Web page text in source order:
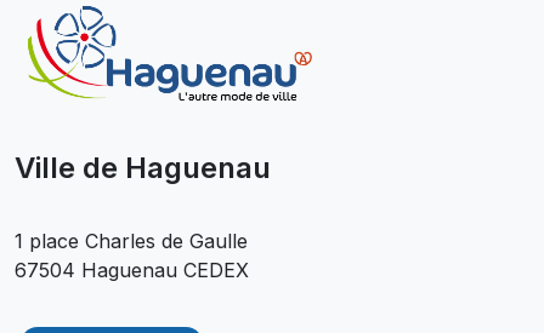
Ville de Haguenau
1 place Charles de Gaulle
67504 Haguenau CEDEX